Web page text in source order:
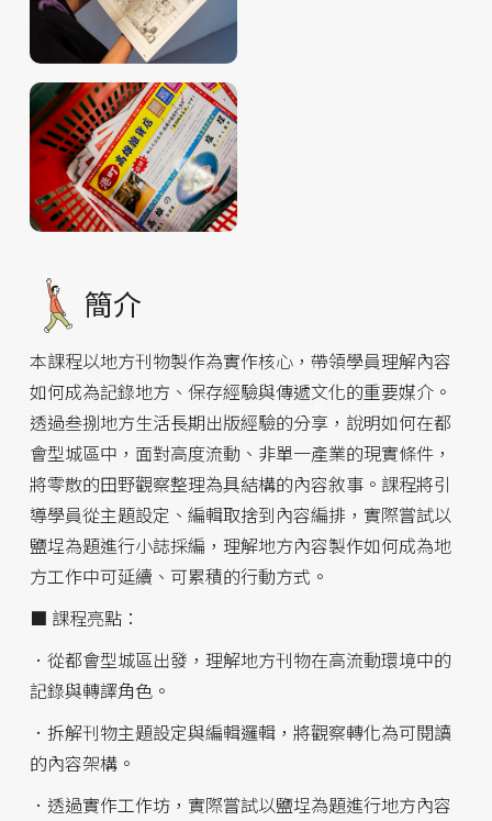
簡介
本課程以地方刊物製作為實作核心，帶領學員理解內容
如何成為記錄地方、保存經驗與傳遞文化的重要媒介。
透過叁捌地方生活長期出版經驗的分享，說明如何在都
會型城區中，面對高度流動、非單一產業的現實條件，
將零散的田野觀察整理為具結構的內容敘事。課程將引
導學員從主題設定、編輯取捨到內容編排，實際嘗試以
鹽埕為題進行小誌採編，理解地方內容製作如何成為地
方工作中可延續、可累積的行動方式。
■ 課程亮點：
．從都會型城區出發，理解地方刊物在高流動環境中的
記錄與轉譯角色。
．拆解刊物主題設定與編輯邏輯，將觀察轉化為可閱讀
的內容架構。
．透過實作工作坊，實際嘗試以鹽埕為題進行地方內容